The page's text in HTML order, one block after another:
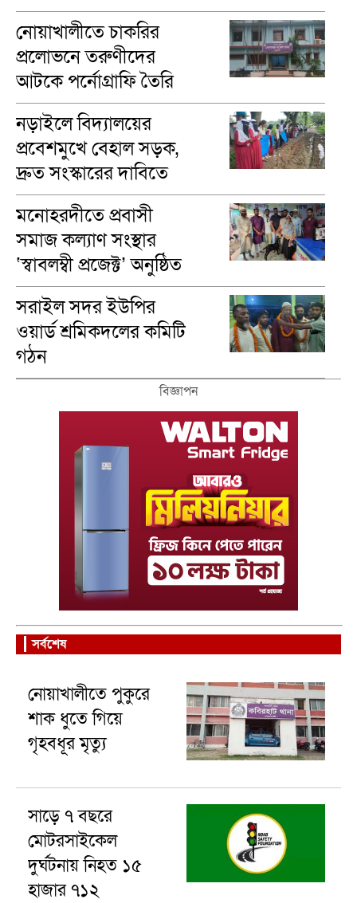
নোয়াখালীতে চাকরির
প্রলোভনে তরুণীদের
আটকে পর্নোগ্রাফি তৈরি
নড়াইলে বিদ্যালয়ের
প্রবেশমুখে বেহাল সড়ক,
দ্রুত সংস্কারের দাবিতে
মানববন্ধন
মনোহরদীতে প্রবাসী
সমাজ কল্যাণ সংস্থার
‘স্বাবলম্বী প্রজেক্ট’ অনুষ্ঠিত
সরাইল সদর ইউপির
ওয়ার্ড শ্রমিকদলের কমিটি
গঠন
বিজ্ঞাপন
সর্বশেষ
নোয়াখালীতে পুকুরে
শাক ধুতে গিয়ে
গৃহবধূর মৃত্যু
সাড়ে ৭ বছরে
মোটরসাইকেল
দুর্ঘটনায় নিহত ১৫
হাজার ৭১২